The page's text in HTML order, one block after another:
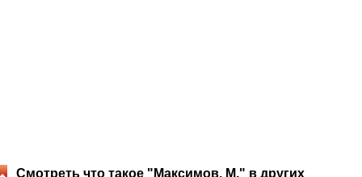
Смотреть что такое "Максимов, М." в других